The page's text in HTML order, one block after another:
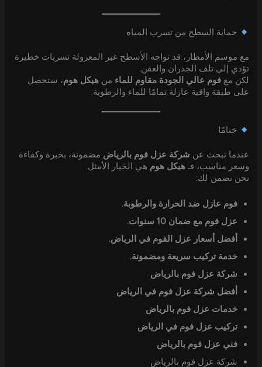
حماية السطح من تسرب المياه
مع موسم الأمطار، قد تواجه الأسطح غير المعزولة تسربات خطيرة
تؤدي إلى تلف الجدران والعفن.
لكن معفوم عالي الجودة مقاوم للماء منهيكل هوم، ستحصل
على طبقة واقية عازلة تمامًا للماء والرطوبة.
ختامًا
عندما تبحث عن شركة عزل فوم بالرياض مضمونة، بخبرة وكفاءة
وسعر مناسب، فـهيكل هوم هي الخيار الأمثل.
نحن نضمن لك:
فوم عازل ضد الحرارة والرطوبة.
عزل فوم مع ضمان 10 سنوات.
أفضل أسعار عزل الفوم في الرياض.
خدمة تركيب سريعة ومضمونة.
شركة عزل فوم بالرياض
أفضل شركة عزل فوم في الرياض
خدمات عزل فوم بالرياض
تركيب عزل فوم في الرياض
فني عزل فوم بالرياض
شركة عزل فوم بالرياض